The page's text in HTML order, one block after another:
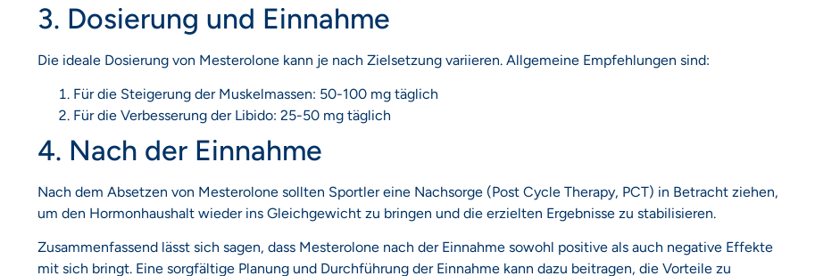
3. Dosierung und Einnahme
Die ideale Dosierung von Mesterolone kann je nach Zielsetzung variieren. Allgemeine Empfehlungen sind:
Für die Steigerung der Muskelmassen: 50-100 mg täglich
Für die Verbesserung der Libido: 25-50 mg täglich
4. Nach der Einnahme
Nach dem Absetzen von Mesterolone sollten Sportler eine Nachsorge (Post Cycle Therapy, PCT) in Betracht ziehen,
um den Hormonhaushalt wieder ins Gleichgewicht zu bringen und die erzielten Ergebnisse zu stabilisieren.
Zusammenfassend lässt sich sagen, dass Mesterolone nach der Einnahme sowohl positive als auch negative Effekte
mit sich bringt. Eine sorgfältige Planung und Durchführung der Einnahme kann dazu beitragen, die Vorteile zu